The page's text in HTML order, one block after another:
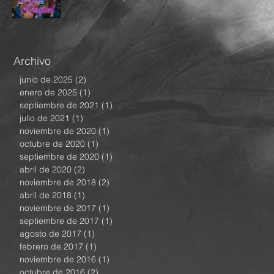
Archivo
junio de 2025 (2)
enero de 2025 (1)
septiembre de 2021 (1)
julio de 2021 (1)
noviembre de 2020 (1)
octubre de 2020 (1)
septiembre de 2020 (1)
abril de 2020 (2)
noviembre de 2018 (2)
abril de 2018 (1)
noviembre de 2017 (1)
septiembre de 2017 (1)
agosto de 2017 (1)
febrero de 2017 (1)
noviembre de 2016 (1)